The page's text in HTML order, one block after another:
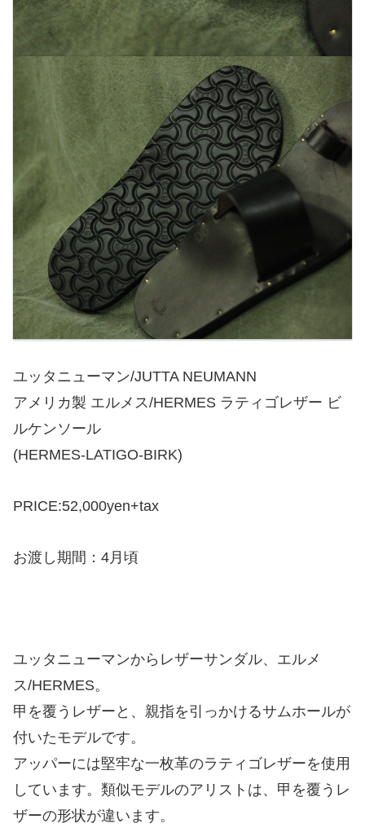
ユッタニューマン/JUTTA NEUMANN
アメリカ製 エルメス/HERMES ラティゴレザー ビ
ルケンソール
(HERMES-LATIGO-BIRK)
PRICE:52,000yen+tax
お渡し期間：4月頃
ユッタニューマンからレザーサンダル、 エルメ
ス/HERMES。
甲を覆うレザーと、親指を引っかけるサムホールが
付いたモデルです。
アッパーには堅牢な一枚革のラティゴレザーを使用
しています。類似モデルのアリストは、甲を覆うレ
ザーの形状が違います。